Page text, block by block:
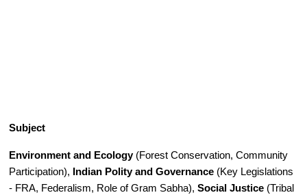
Subject
Environment and Ecology (Forest Conservation, Community
Participation),
Indian Polity and Governance (Key Legislations
- FRA, Federalism, Role of Gram Sabha), Social Justice (Tribal